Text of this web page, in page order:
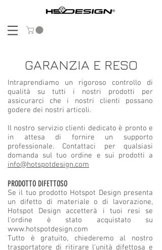
GARANZIA E RESO
Intraprendiamo un rigoroso controllo di
qualità su tutti i nostri prodotti per
assicurarci che i nostri clienti possano
godere dei nostri articoli.
Il nostro servizio clienti dedicato è pronto e
in attesa di fornire un supporto
professionale. Contattaci per qualsiasi
domanda sul tuo ordine e sui prodotti a
info@hotspotdesign.com
PRODOTTO DIFETTOSO
Se il tuo prodotto Hotspot Design presenta
un difetto di materiale o di lavorazione,
Hotspot Design accetterà i tuoi resi se
l'ordine è stato acquistato su
www.hotspotdesign.com
Tutto è gratuito, chiederemo al nostro
trasportatore di ritirare l'unità difettosa e